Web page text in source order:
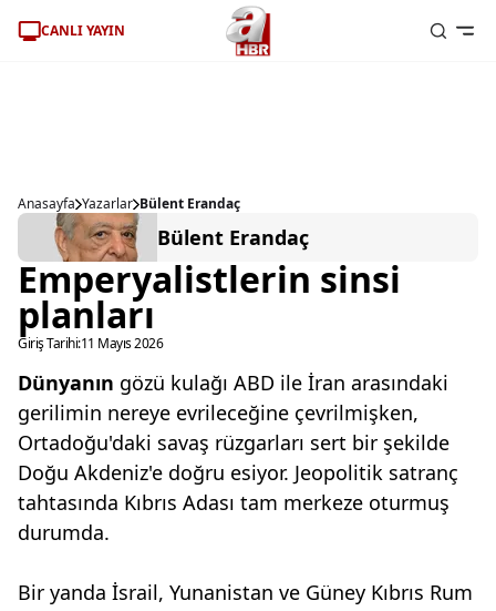
CANLI YAYIN
Anasayfa Yazarlar Bülent Erandaç
Bülent Erandaç
Emperyalistlerin sinsi
planları
Giriş Tarihi:11 Mayıs 2026
Dünyanın gözü kulağı ABD ile İran arasındaki
gerilimin nereye evrileceğine çevrilmişken,
Ortadoğu'daki savaş rüzgarları sert bir şekilde
Doğu Akdeniz'e doğru esiyor. Jeopolitik satranç
tahtasında Kıbrıs Adası tam merkeze oturmuş
durumda.
Bir yanda İsrail, Yunanistan ve Güney Kıbrıs Rum